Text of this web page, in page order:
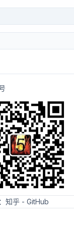
知乎 - GitHub